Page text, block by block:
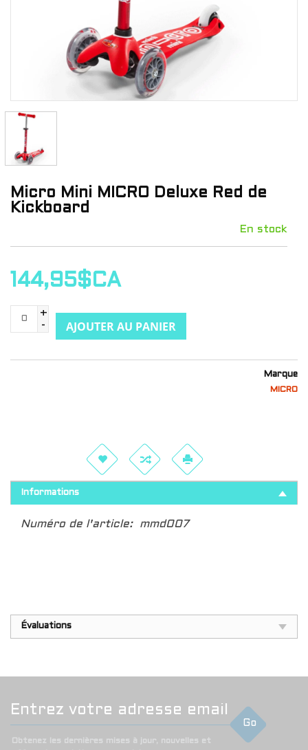
Micro Mini MICRO Deluxe Red de
Kickboard
En stock
144,95$CA
+
-
AJOUTER AU PANIER
Marque
MICRO
Informations
Numéro de l'article: mmd007
Évaluations
Go
Obtenez les dernières mises à jour, nouvelles et